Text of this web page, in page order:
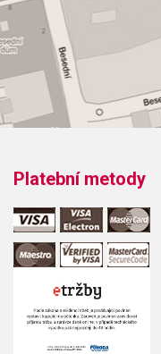
Platební metody